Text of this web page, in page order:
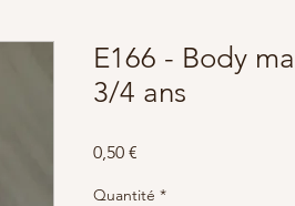
E166 - Body
3/4 ans
0,50 €
Quantité *